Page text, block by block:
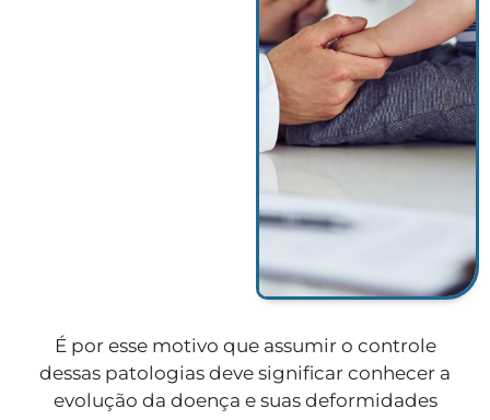
É por esse motivo que assumir o controle
dessas patologias deve significar conhecer a
evolução da doença e suas deformidades